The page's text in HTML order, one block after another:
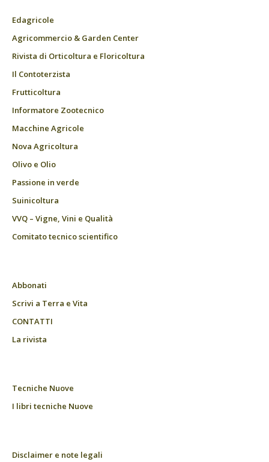
Edagricole
Agricommercio & Garden Center
Rivista di Orticoltura e Floricoltura
Il Contoterzista
Frutticoltura
Informatore Zootecnico
Macchine Agricole
Nova Agricoltura
Olivo e Olio
Passione in verde
Suinicoltura
VVQ – Vigne, Vini e Qualità
Comitato tecnico scientifico
Abbonati
Scrivi a Terra e Vita
CONTATTI
La rivista
Tecniche Nuove
I libri tecniche Nuove
Disclaimer e note legali